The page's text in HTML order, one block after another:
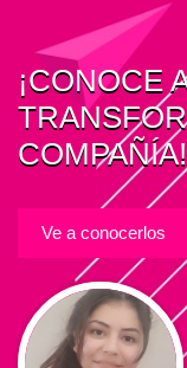
¡CONOCE
COMPAÑÍA!
Ve a conocerlos